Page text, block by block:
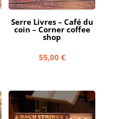
Serre Livres – Café du
coin – Corner coffee
shop
55,00 €